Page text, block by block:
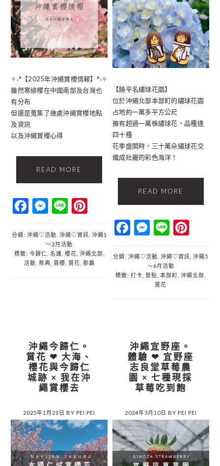
✧˖°【2025年沖繩賞櫻情報】°˖✧
雖然寒緋櫻在中國南部及台灣也
有分布
但還是蒐集了幾處沖繩賞櫻地點
及資訊
以及沖繩賞櫻心得
READ MORE
Facebook
Messenger
Line Pinterest
分類: 沖繩♡活動 沖繩♡資訊 沖繩1
～2月活動
標籤: 今歸仁 名護 櫻花 沖繩北部
活動 祭典 賞櫻 賞花 那霸
【饒平名繡球花園】
位於沖繩北部本部町的繡球花園
占地約一萬多平方公尺
擁有超過一萬株繡球花，品種達
四十種
花季盛開時，三十萬朵繡球花交
織成壯麗的彩色海洋！
READ MORE
Facebook
Messenger
Line
分類:沖繩♡活動 ,沖繩♡資訊 ,沖繩5
～6月活動
標籤:打卡 ,景點 ,本部町 ,沖繩北部
賞花
沖繩今歸仁。
賞花 ❤︎ 大海、
櫻花與今歸仁
城跡 × 我在沖
繩賞櫻去
2025年1月21日 BY PEI PEI
沖繩宜野座。
體驗 ❤︎ 宜野座
志良堂草莓農
園 × 七種現採
草莓吃到飽
2024年3月10日 BY PEI PEI